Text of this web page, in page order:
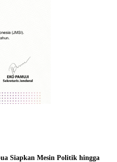
Siapkan Mesin Politik hingga